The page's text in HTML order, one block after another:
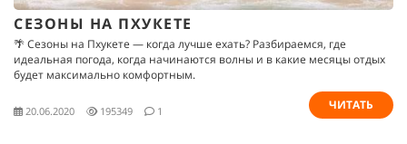
СЕЗОНЫ НА ПХУКЕТЕ
🌴 Сезоны на Пхукете — когда лучше ехать? Разбираемся, где
идеальная погода, когда начинаются волны и в какие месяцы отдых
будет максимально комфортным.
20.06.2020 195349 1 ЧИТАТЬ